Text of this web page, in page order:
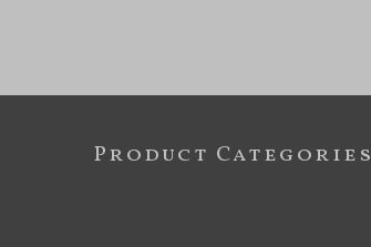
Product Categories